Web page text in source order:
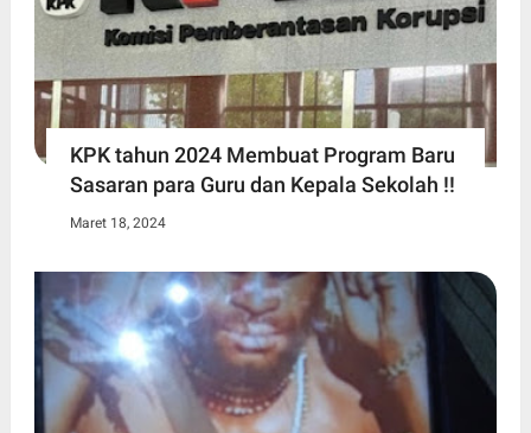
KPK tahun 2024 Membuat Program Baru
Sasaran para Guru dan Kepala Sekolah !!
Maret 18, 2024